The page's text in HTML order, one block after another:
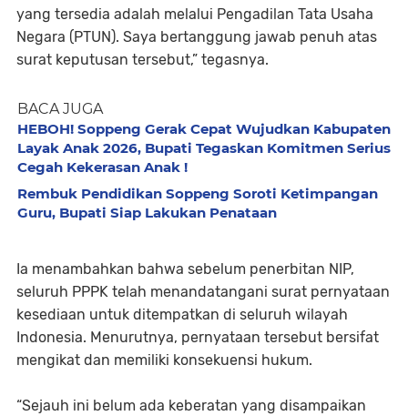
yang tersedia adalah melalui Pengadilan Tata Usaha
Negara (PTUN). Saya bertanggung jawab penuh atas
surat keputusan tersebut,” tegasnya.
BACA JUGA
HEBOH! Soppeng Gerak Cepat Wujudkan Kabupaten
Layak Anak 2026, Bupati Tegaskan Komitmen Serius
Cegah Kekerasan Anak !
Rembuk Pendidikan Soppeng Soroti Ketimpangan
Guru, Bupati Siap Lakukan Penataan
Ia menambahkan bahwa sebelum penerbitan NIP,
seluruh PPPK telah menandatangani surat pernyataan
kesediaan untuk ditempatkan di seluruh wilayah
Indonesia. Menurutnya, pernyataan tersebut bersifat
mengikat dan memiliki konsekuensi hukum.
“Sejauh ini belum ada keberatan yang disampaikan